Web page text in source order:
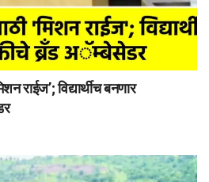
राईज’; विद्यार्थीच बनणार